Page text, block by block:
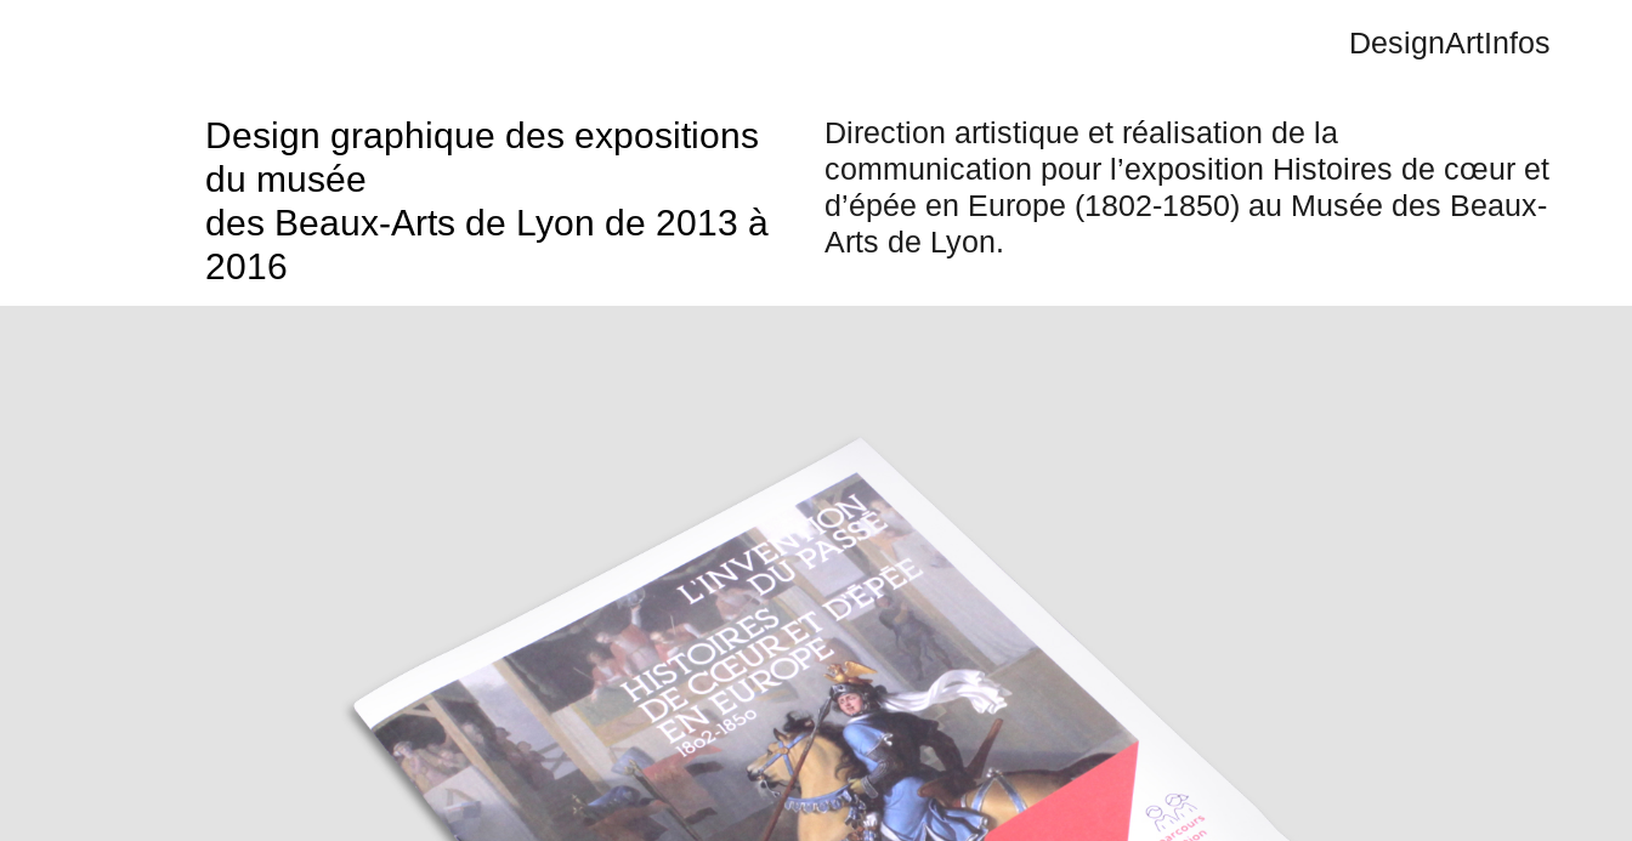
DesignArtInfos
Design graphique des expositions
du musée
des Beaux-Arts de Lyon de 2013 à
2016
Direction artistique et réalisation de la
communication pour l’exposition Histoires de cœur et
d’épée en Europe (1802-1850) au Musée des Beaux-
Arts de Lyon.